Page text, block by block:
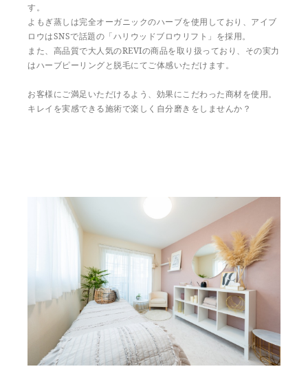
す。
よもぎ蒸しは完全オーガニックのハーブを使用しており、アイブ
ロウはSNSで話題の「ハリウッドブロウリフト」を採用。
また、高品質で大人気のREVIの商品を取り扱っており、その実力
はハーブピーリングと脱毛にてご体感いただけます。
お客様にご満足いただけるよう、効果にこだわった商材を使用。
キレイを実感できる施術で楽しく自分磨きをしませんか？